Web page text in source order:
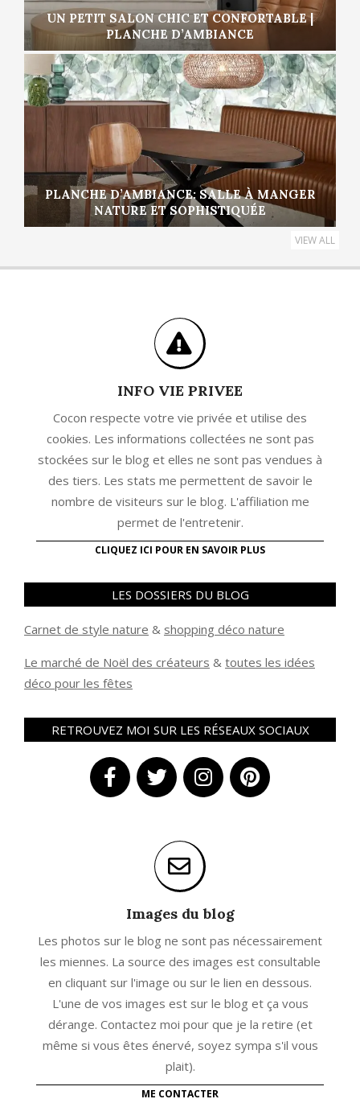
UN PETIT SALON CHIC ET CONFORTABLE |
PLANCHE D’AMBIANCE
PLANCHE D’AMBIANCE: SALLE À MANGER
NATURE ET SOPHISTIQUÉE
VIEW ALL
INFO VIE PRIVEE
Cocon respecte votre vie privée et utilise des
cookies. Les informations collectées ne sont pas
stockées sur le blog et elles ne sont pas vendues à
des tiers. Les stats me permettent de savoir le
nombre de visiteurs sur le blog. L'affiliation me
permet de l'entretenir.
CLIQUEZ ICI POUR EN SAVOIR PLUS
LES DOSSIERS DU BLOG
Carnet de style nature & shopping déco nature
Le marché de Noël des créateurs & toutes les idées
déco pour les fêtes
RETROUVEZ MOI SUR LES RÉSEAUX SOCIAUX
Images du blog
Les photos sur le blog ne sont pas nécessairement
les miennes. La source des images est consultable
en cliquant sur l'image ou sur le lien en dessous.
L'une de vos images est sur le blog et ça vous
dérange. Contactez moi pour que je la retire (et
même si vous êtes énervé, soyez sympa s'il vous
plait).
ME CONTACTER